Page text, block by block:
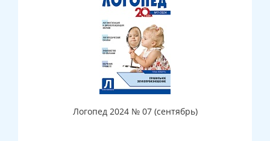
Логопед 2024 № 07 (сентябрь)